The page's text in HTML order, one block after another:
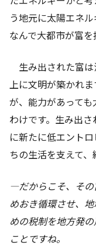
う地元に太陽エネ
なんで大都市が富を
生み出された富は
上に文明が築かれ
が、能力があって
わけです。生み出
に新たに低エント
ちの生活を支えて、
―だからこそ、そ
めおき循環させ、
めの税制を地方発
ことですね。